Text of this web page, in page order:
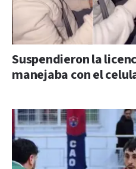
Suspendieron la
manejaba con el